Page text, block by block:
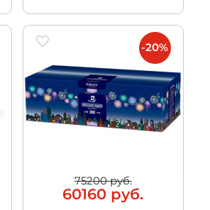
75200 руб.
60160 руб.
-20%